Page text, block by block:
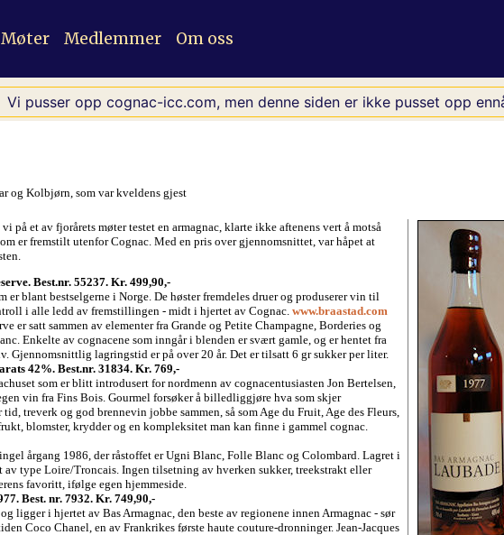
Møter Medlemmer Om oss
Vi pusser opp cognac-icc.com, men denne siden er ikke pusset opp